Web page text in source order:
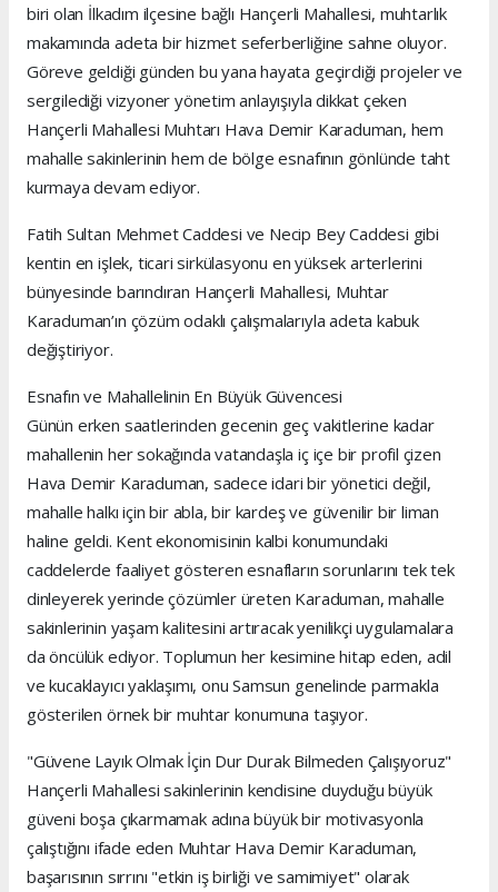
biri olan İlkadım ilçesine bağlı Hançerli Mahallesi, muhtarlık
makamında adeta bir hizmet seferberliğine sahne oluyor.
Göreve geldiği günden bu yana hayata geçirdiği projeler ve
sergilediği vizyoner yönetim anlayışıyla dikkat çeken
Hançerli Mahallesi Muhtarı Hava Demir Karaduman, hem
mahalle sakinlerinin hem de bölge esnafının gönlünde taht
kurmaya devam ediyor.
Fatih Sultan Mehmet Caddesi ve Necip Bey Caddesi gibi
kentin en işlek, ticari sirkülasyonu en yüksek arterlerini
bünyesinde barındıran Hançerli Mahallesi, Muhtar
Karaduman’ın çözüm odaklı çalışmalarıyla adeta kabuk
değiştiriyor.
Esnafın ve Mahallelinin En Büyük Güvencesi
Günün erken saatlerinden gecenin geç vakitlerine kadar
mahallenin her sokağında vatandaşla iç içe bir profil çizen
Hava Demir Karaduman, sadece idari bir yönetici değil,
mahalle halkı için bir abla, bir kardeş ve güvenilir bir liman
haline geldi. Kent ekonomisinin kalbi konumundaki
caddelerde faaliyet gösteren esnafların sorunlarını tek tek
dinleyerek yerinde çözümler üreten Karaduman, mahalle
sakinlerinin yaşam kalitesini artıracak yenilikçi uygulamalara
da öncülük ediyor. Toplumun her kesimine hitap eden, adil
ve kucaklayıcı yaklaşımı, onu Samsun genelinde parmakla
gösterilen örnek bir muhtar konumuna taşıyor.
"Güvene Layık Olmak İçin Dur Durak Bilmeden Çalışıyoruz"
Hançerli Mahallesi sakinlerinin kendisine duyduğu büyük
güveni boşa çıkarmamak adına büyük bir motivasyonla
çalıştığını ifade eden Muhtar Hava Demir Karaduman,
başarısının sırrını "etkin iş birliği ve samimiyet" olarak